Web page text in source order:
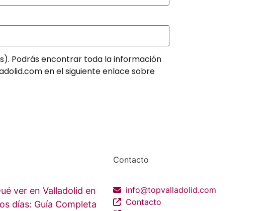
Podrás encontrar toda la información
en el siguiente enlace sobre
ver en Valladolid en
días: Guía Completa
Contacto
info@topvalladolid.com
Contacto